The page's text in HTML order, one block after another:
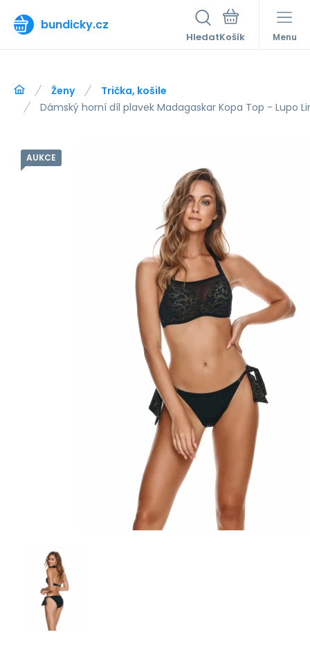
bundicky.cz
Hledat Menu
Ženy
Trička, košile
Dámský horní díl plavek Madagaskar Kopa Top - Lupo
AUKCE